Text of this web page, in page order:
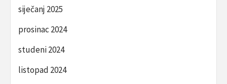
siječanj 2025
prosinac 2024
studeni 2024
listopad 2024